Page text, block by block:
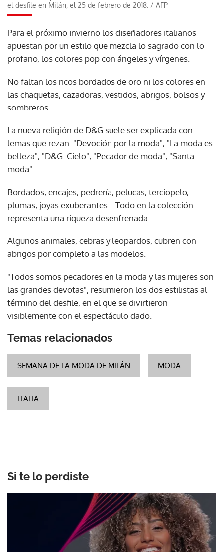
el desfile en Milán, el 25 de febrero de 2018. / AFP
Para el próximo invierno los diseñadores italianos
apuestan por un estilo que mezcla lo sagrado con lo
profano, los colores pop con ángeles y vírgenes.
No faltan los ricos bordados de oro ni los colores en
las chaquetas, cazadoras, vestidos, abrigos, bolsos y
sombreros.
La nueva religión de D&G suele ser explicada con
lemas que rezan: "Devoción por la moda", "La moda es
belleza", "D&G: Cielo", "Pecador de moda", "Santa
moda".
Bordados, encajes, pedrería, pelucas, terciopelo,
plumas, joyas exuberantes... Todo en la colección
representa una riqueza desenfrenada.
Algunos animales, cebras y leopardos, cubren con
abrigos por completo a las modelos.
"Todos somos pecadores en la moda y las mujeres son
las grandes devotas", resumieron los dos estilistas al
término del desfile, en el que se divirtieron
visiblemente con el espectáculo dado.
Temas relacionados
SEMANA DE LA MODA DE MILÁN MODA
ITALIA
Si te lo perdiste